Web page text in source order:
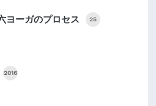
ヨーガのプロセス 25
2016